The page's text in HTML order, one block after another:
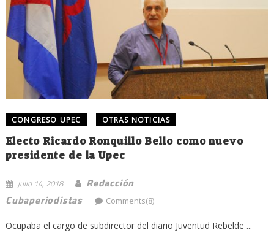
CONGRESO UPEC OTRAS NOTICIAS
Electo Ricardo Ronquillo Bello como nuevo
presidente de la Upec
julio 14, 2018
Redacción
Cubaperiodistas
Comments(8)
Ocupaba el cargo de subdirector del diario Juventud Rebelde ...